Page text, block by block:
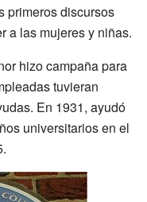
primeros discursos
a las mujeres y niñas.
hizo campaña para
tuvieran
En 1931, ayudó
universitarios en el